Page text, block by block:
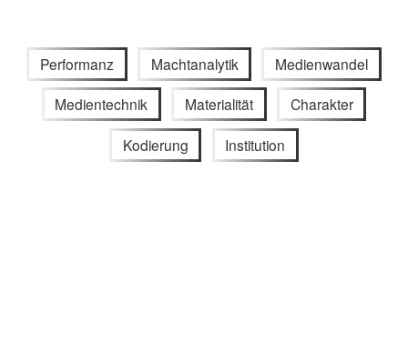
Performanz Machtanalytik Medienwandel
Medientechnik Materialität Charakter
Kodierung Institution